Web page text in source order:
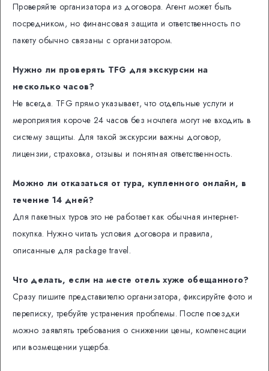
Проверяйте организатора из договора. Агент может быть
посредником, но финансовая защита и ответственность по
пакету обычно связаны с организатором.
Нужно ли проверять TFG для экскурсии на
несколько часов?
Не всегда. TFG прямо указывает, что отдельные услуги и
мероприятия короче 24 часов без ночлега могут не входить в
систему защиты. Для такой экскурсии важны договор,
лицензии, страховка, отзывы и понятная ответственность.
Можно ли отказаться от тура, купленного онлайн, в
течение 14 дней?
Для пакетных туров это не работает как обычная интернет-
покупка. Нужно читать условия договора и правила,
описанные для package travel.
Что делать, если на месте отель хуже обещанного?
Сразу пишите представителю организатора, фиксируйте фото и
переписку, требуйте устранения проблемы. После поездки
можно заявлять требования о снижении цены, компенсации
или возмещении ущерба.